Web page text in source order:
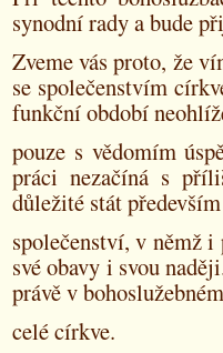
synodní rady a bude
Zveme vás proto, že
se společenstvím
funkční období
pouze s vědomím
práci nezačíná s
důležité stát
společenství, v němž
své obavy i svou
právě v
celé církve.